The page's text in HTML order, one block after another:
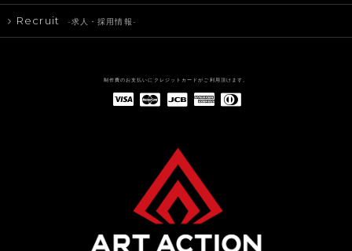
Recruit -求人・採用情報-
制作費のお支払いにクレジットカードがご利用頂けます。